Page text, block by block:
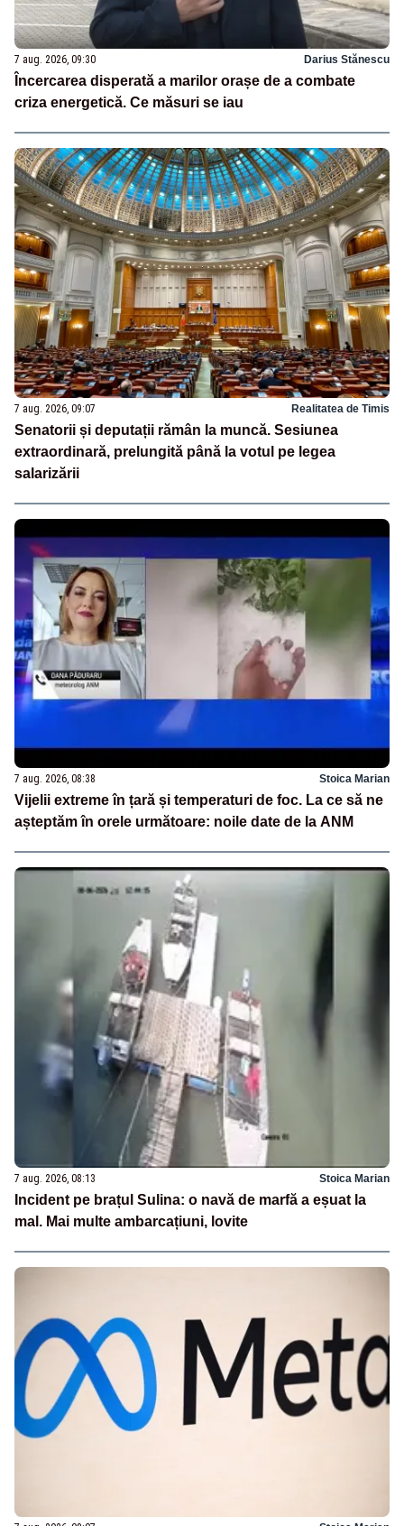
7 aug. 2026, 09:30 Darius Stănescu
Încercarea disperată a marilor orașe de a combate
criza energetică. Ce măsuri se iau
7 aug. 2026, 09:07 Realitatea de Timis
Senatorii și deputații rămân la muncă. Sesiunea
extraordinară, prelungită până la votul pe legea
salarizării
7 aug. 2026, 08:38 Stoica Marian
Vijelii extreme în țară și temperaturi de foc. La ce să ne
așteptăm în orele următoare: noile date de la ANM
7 aug. 2026, 08:13 Stoica Marian
Incident pe brațul Sulina: o navă de marfă a eșuat la
mal. Mai multe ambarcațiuni, lovite